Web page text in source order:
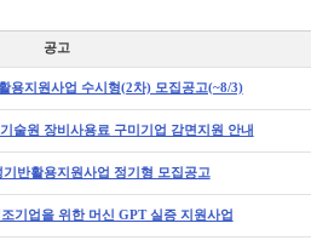
공고
용지원사업 수시형(2차) 모집공고(~8/3)
술원 장비사용료 구미기업 감면지원 안내
반활용지원사업 정기형 모집공고
기업을 위한 머신 GPT 실증 지원사업